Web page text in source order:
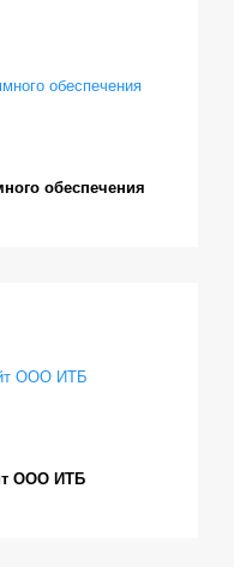
обеспечения
ООО ИТБ